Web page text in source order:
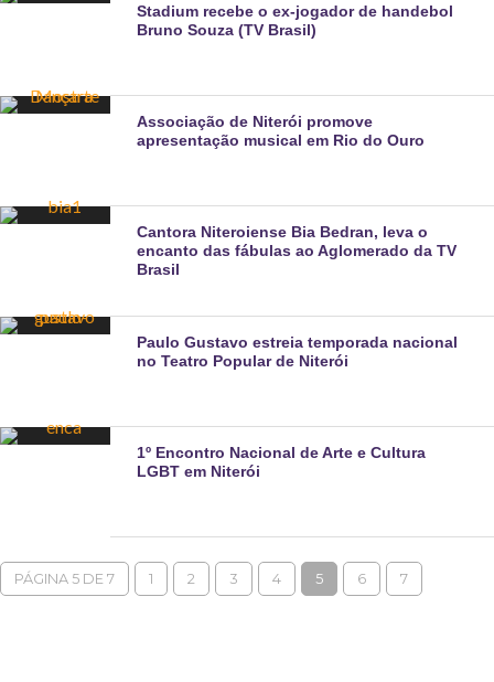
Stadium recebe o ex-jogador de handebol
Bruno Souza (TV Brasil)
Associação de Niterói promove
apresentação musical em Rio do Ouro
Cantora Niteroiense Bia Bedran, leva o
encanto das fábulas ao Aglomerado da TV
Brasil
Paulo Gustavo estreia temporada nacional
no Teatro Popular de Niterói
1º Encontro Nacional de Arte e Cultura
LGBT em Niterói
PÁGINA 5 DE 7 1 2 3 4 5 6 7